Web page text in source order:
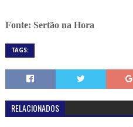
Fonte: Sertão na Hora
TAGS:
RELACIONADOS